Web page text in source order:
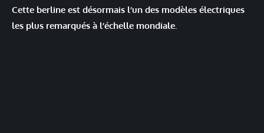
Cette berline est désormais l’un des modèles électriques
les plus remarqués à l’échelle mondiale.